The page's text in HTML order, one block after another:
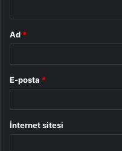
Ad *
E-posta *
İnternet sitesi